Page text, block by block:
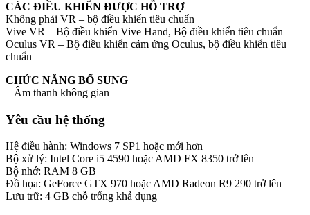
CÁC ĐIỀU KHIỂN ĐƯỢC HỖ TRỢ
Không phải VR – bộ điều khiển tiêu chuẩn
Vive VR – Bộ điều khiển Vive Hand, Bộ điều khiển tiêu chuẩn
Oculus VR – Bộ điều khiển cảm ứng Oculus, bộ điều khiển tiêu
chuẩn
CHỨC NĂNG BỔ SUNG
– Âm thanh không gian
Yêu cầu hệ thống
Hệ điều hành: Windows 7 SP1 hoặc mới hơn
Bộ xử lý: Intel Core i5 4590 hoặc AMD FX 8350 trở lên
Bộ nhớ: RAM 8 GB
Đồ họa: GeForce GTX 970 hoặc AMD Radeon R9 290 trở lên
Lưu trữ: 4 GB chỗ trống khả dụng